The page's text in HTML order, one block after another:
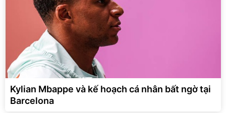
Kylian Mbappe và kế hoạch cá nhân bất ngờ tại
Barcelona